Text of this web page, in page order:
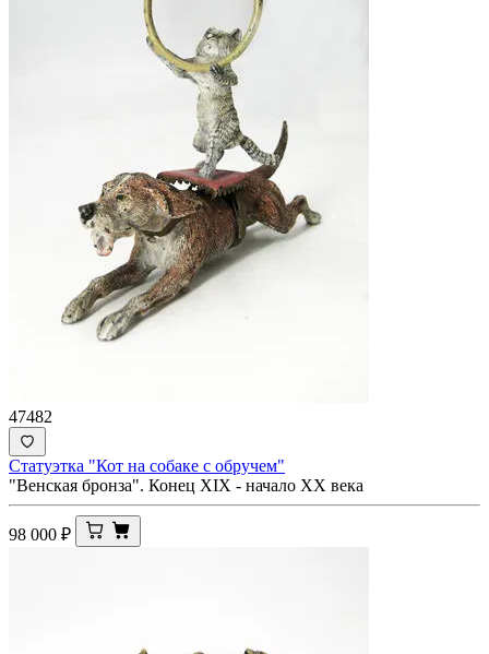
47482
Статуэтка "Кот на собаке с обручем"
"Венская бронза". Конец XIX - начало ХХ века
98 000 ₽